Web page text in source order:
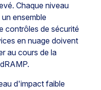
Chaque niveau
ensemble
contrôles de sécurité
en nuage doivent
au cours de la
d'impact faible